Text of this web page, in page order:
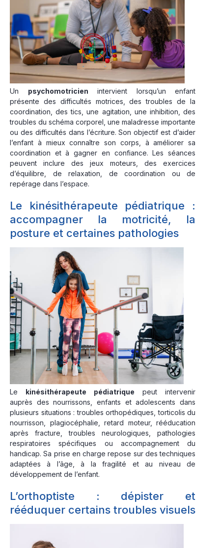
Un psychomotricien intervient lorsqu’un enfant
présente des difficultés motrices, des troubles de la
coordination, des tics, une agitation, une inhibition, des
troubles du schéma corporel, une maladresse importante
ou des difficultés dans l’écriture. Son objectif est d’aider
l’enfant à mieux connaître son corps, à améliorer sa
coordination et à gagner en confiance. Les séances
peuvent inclure des jeux moteurs, des exercices
d’équilibre, de relaxation, de coordination ou de
repérage dans l’espace.
Le kinésithérapeute pédiatrique :
accompagner la motricité, la
posture et certaines pathologies
Le kinésithérapeute pédiatrique peut intervenir
auprès des nourrissons, enfants et adolescents dans
plusieurs situations : troubles orthopédiques, torticolis du
nourrisson, plagiocéphalie, retard moteur, rééducation
après fracture, troubles neurologiques, pathologies
respiratoires spécifiques ou accompagnement du
handicap. Sa prise en charge repose sur des techniques
adaptées à l’âge, à la fragilité et au niveau de
développement de l’enfant.
L’orthoptiste : dépister et
rééduquer certains troubles visuels